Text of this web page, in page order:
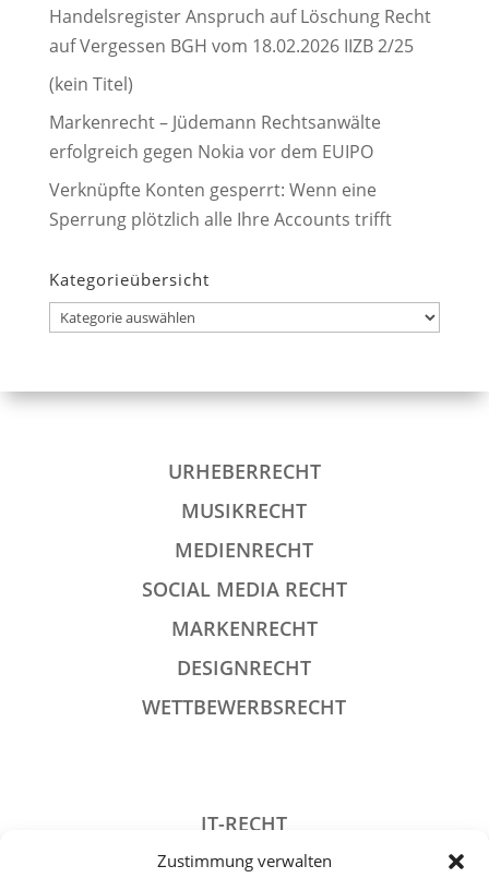
Zustimmung verwalten
Handelsregister Anspruch auf Löschung Recht
auf Vergessen BGH vom 18.02.2026 IIZB 2/25
(kein Titel)
Markenrecht – Jüdemann Rechtsanwälte
erfolgreich gegen Nokia vor dem EUIPO
Verknüpfte Konten gesperrt: Wenn eine
Sperrung plötzlich alle Ihre Accounts trifft
Kategorieübersicht
Kategorieübersicht
URHEBERRECHT
MUSIKRECHT
MEDIENRECHT
SOCIAL MEDIA RECHT
MARKENRECHT
DESIGNRECHT
WETTBEWERBSRECHT
IT-RECHT
DATENSCHUTZRECHT